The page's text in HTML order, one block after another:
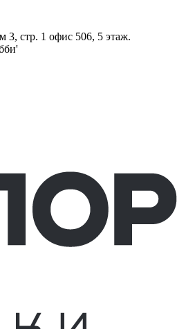
3, стр. 1 офис 506, 5 этаж.